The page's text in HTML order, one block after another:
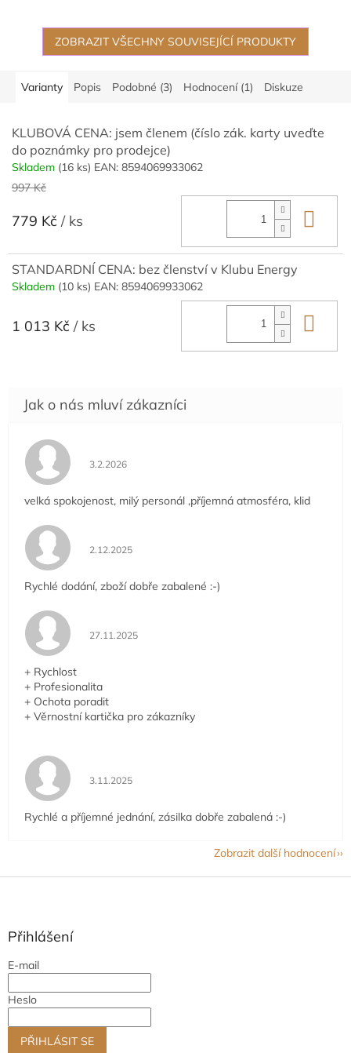
ZOBRAZIT VŠECHNY SOUVISEJÍCÍ PRODUKTY
Varianty Popis Podobné (3) Hodnocení (1) Diskuze
KLUBOVÁ CENA: jsem členem (číslo zák. karty uveďte
do poznámky pro prodejce)
Skladem (16 ks) EAN: 8594069933062
997 Kč
779 Kč / ks
STANDARDNÍ CENA: bez členství v Klubu Energy
Skladem (10 ks) EAN: 8594069933062
1 013 Kč / ks
Hodnocení obchodu je 5 z 5 hvězdiček.
3.2.2026
velká spokojenost, milý personál ,příjemná atmosféra, klid
Hodnocení obchodu je 5 z 5 hvězdiček.
2.12.2025
Rychlé dodání, zboží dobře zabalené :-)
Hodnocení obchodu je 5 z 5 hvězdiček.
27.11.2025
+ Rychlost
+ Profesionalita
+ Ochota poradit
+ Věrnostní kartička pro zákazníky
Hodnocení obchodu je 5 z 5 hvězdiček.
3.11.2025
Rychlé a příjemné jednání, zásilka dobře zabalená :-)
Zobrazit další hodnocení
Z
Přihlášení
E-mail
Heslo
PŘIHLÁSIT SE